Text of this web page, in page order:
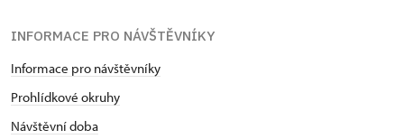
INFORMACE PRO NÁVŠTĚVNÍKY
Informace pro návštěvníky
Prohlídkové okruhy
Návštěvní doba